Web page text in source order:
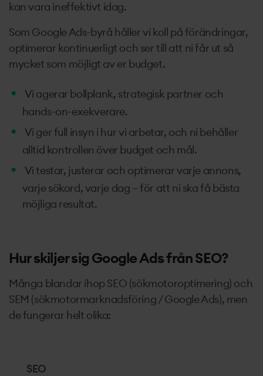
kan vara ineffektivt idag.
Som Google Ads-byrå håller vi koll på förändringar,
optimerar kontinuerligt och ser till att ni får ut så
mycket som möjligt av er budget.
Vi agerar bollplank, strategisk partner och
hands-on-exekverare.
Vi ger full insyn i hur vi arbetar, och ni behåller
alltid kontrollen över budget och mål.
Vi testar, justerar och optimerar varje annons,
varje sökord, varje dag – för att ni ska få bästa
möjliga resultat.
Hur skiljer sig Google Ads från SEO?
Många blandar ihop SEO (sökmotoroptimering) och
SEM (sökmotormarknadsföring / Google Ads), men
de fungerar helt olika:
SEO